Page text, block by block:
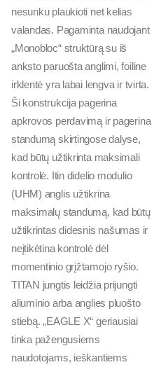
nesunku plaukioti net kelias
valandas. Pagaminta naudojant
„Monobloc“ struktūrą su iš
anksto paruošta anglimi, foiline
irklentė yra labai lengva ir tvirta.
Ši konstrukcija pagerina
apkrovos perdavimą ir pagerina
standumą skirtingose dalyse,
kad būtų užtikrinta maksimali
kontrolė. Itin didelio modulio
(UHM) anglis užtikrina
maksimalų standumą, kad būtų
užtikrintas didesnis našumas ir
neįtikėtina kontrolė dėl
momentinio grįžtamojo ryšio.
TITAN jungtis leidžia prijungti
aliuminio arba anglies pluošto
stiebą. „EAGLE X“ geriausiai
tinka pažengusiems
naudotojams, ieškantiems